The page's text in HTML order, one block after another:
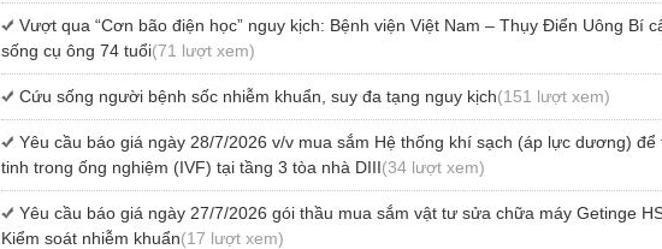
Vượt qua “Cơn bão điện học” nguy kịch: Bệnh viện Việt Nam – Thụy Điển Uông Bí
sống cụ ông 74 tuổi(71 lượt xem)
Cứu sống người bệnh sốc nhiễm khuẩn, suy đa tạng nguy kịch(151 lượt xem)
Yêu cầu báo giá ngày 28/7/2026 v/v mua sắm Hệ thống khí sạch (áp lực dương) để
tinh trong ống nghiệm (IVF) tại tầng 3 tòa nhà DIII(34 lượt xem)
Yêu cầu báo giá ngày 27/7/2026 gói thầu mua sắm vật tư sửa chữa máy Getinge
Kiểm soát nhiễm khuẩn(17 lượt xem)